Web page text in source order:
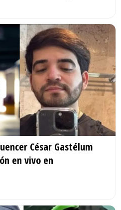
César Gastélum
en vivo en